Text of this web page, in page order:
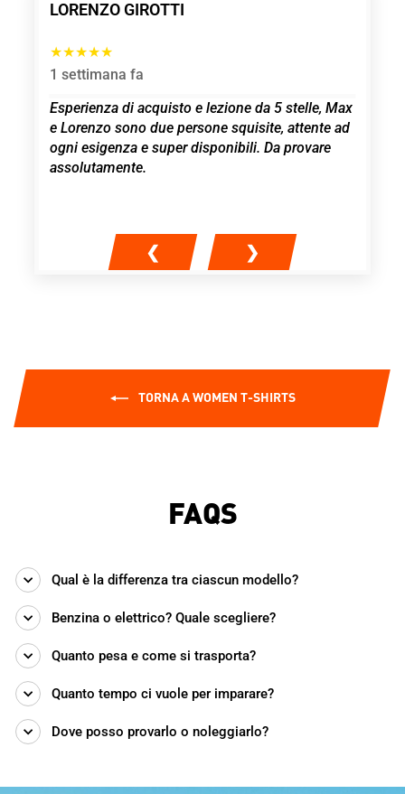
LORENZO GIROTTI
★★★★★
1 settimana fa
Esperienza di acquisto e lezione da 5 stelle, Max
e Lorenzo sono due persone squisite, attente ad
ogni esigenza e super disponibili. Da provare
assolutamente.
❮ ❯
TORNA A WOMEN T-SHIRTS
FAQS
Qual è la differenza tra ciascun modello?
Benzina o elettrico? Quale scegliere?
Quanto pesa e come si trasporta?
Quanto tempo ci vuole per imparare?
Dove posso provarlo o noleggiarlo?